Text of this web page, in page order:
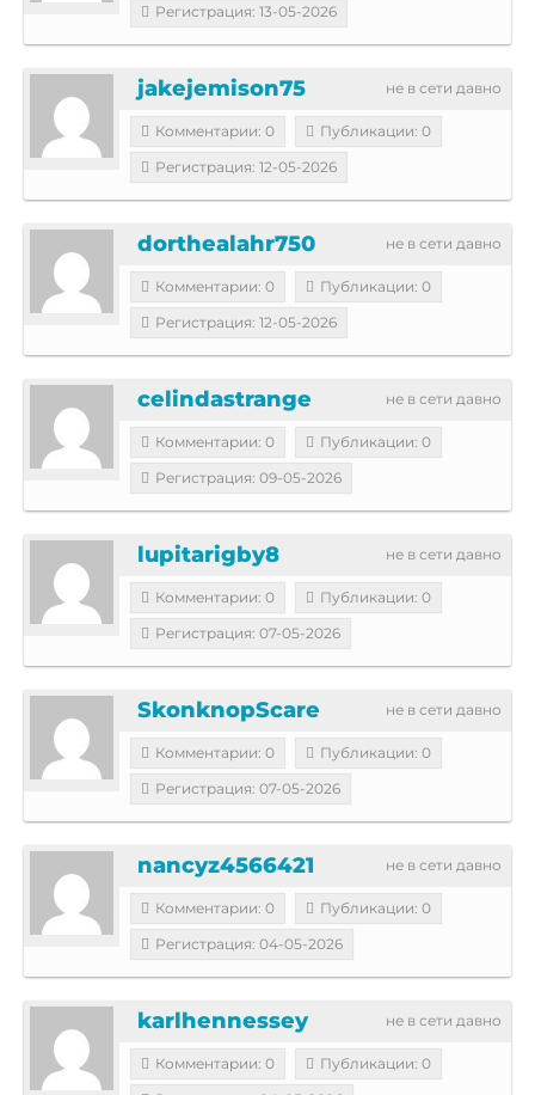
Регистрация: 13-05-2026
не в сети давно
jakejemison75
Комментарии: 0
Публикации: 0
Регистрация: 12-05-2026
не в сети давно
dorthealahr750
Комментарии: 0
Публикации: 0
Регистрация: 12-05-2026
не в сети давно
celindastrange
Комментарии: 0
Публикации: 0
Регистрация: 09-05-2026
не в сети давно
lupitarigby8
Комментарии: 0
Публикации: 0
Регистрация: 07-05-2026
не в сети давно
SkonknopScare
Комментарии: 0
Публикации: 0
Регистрация: 07-05-2026
не в сети давно
nancyz4566421
Комментарии: 0
Публикации: 0
Регистрация: 04-05-2026
не в сети давно
karlhennessey
Комментарии: 0
Публикации: 0